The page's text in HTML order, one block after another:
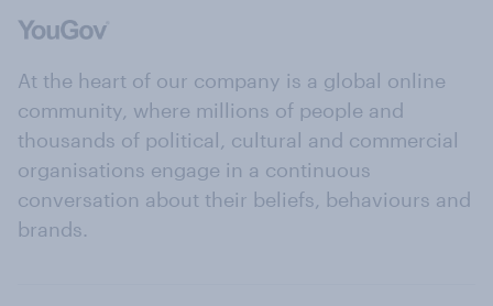
At the heart of our company is a global online
community, where millions of people and
thousands of political, cultural and commercial
organisations engage in a continuous
conversation about their beliefs, behaviours and
brands.